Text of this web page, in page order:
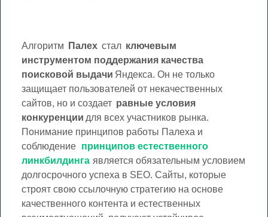
Алгоритм Палех стал ключевым
инструментом поддержания качества
поисковой выдачи Яндекса. Он не только
защищает пользователей от некачественных
сайтов, но и создает равные условия
конкуренции для всех участников рынка.
Понимание принципов работы Палеха и
соблюдение принципов естественного
линкбилдинга является обязательным условием
долгосрочного успеха в SEO. Сайты, которые
строят свою ссылочную стратегию на основе
качественного контента и естественных